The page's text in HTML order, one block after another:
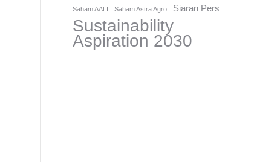
Saham AALI Saham Astra Agro Siaran Pers
Sustainability
Aspiration 2030